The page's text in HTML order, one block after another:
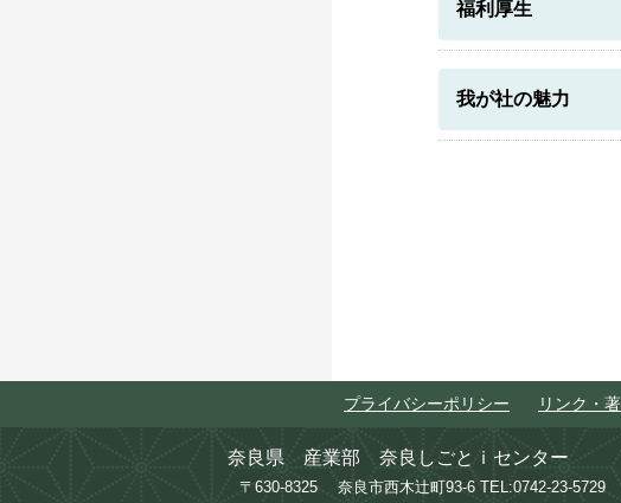
福利厚生
我が社の魅力
プライバシーポリシー リンク・
奈良県 産業部 奈良しごとｉセンター
〒630-8325 奈良市西木辻町93-6 TEL:0742-23-5729